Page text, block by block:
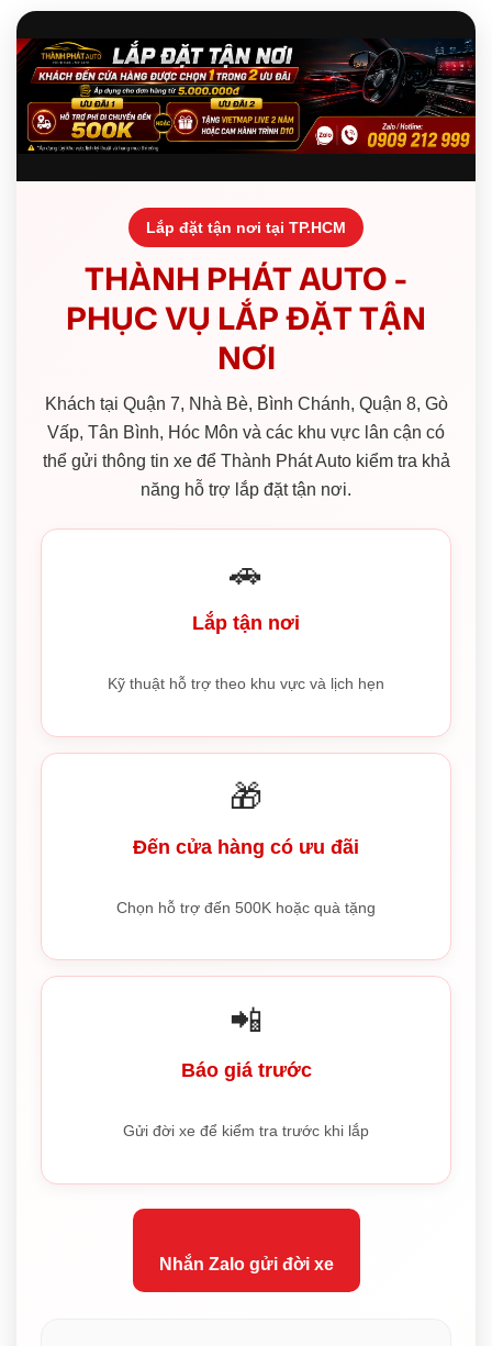
Lắp đặt tận nơi tại TP.HCM
THÀNH PHÁT AUTO -
PHỤC VỤ LẮP ĐẶT TẬN
NƠI
Khách tại Quận 7, Nhà Bè, Bình Chánh, Quận 8, Gò
Vấp, Tân Bình, Hóc Môn và các khu vực lân cận có
thể gửi thông tin xe để Thành Phát Auto kiểm tra khả
năng hỗ trợ lắp đặt tận nơi.
🚗
Lắp tận nơi
Kỹ thuật hỗ trợ theo khu vực và lịch hẹn
🎁
Đến cửa hàng có ưu đãi
Chọn hỗ trợ đến 500K hoặc quà tặng
📲
Báo giá trước
Gửi đời xe để kiểm tra trước khi lắp
Nhắn Zalo gửi đời xe